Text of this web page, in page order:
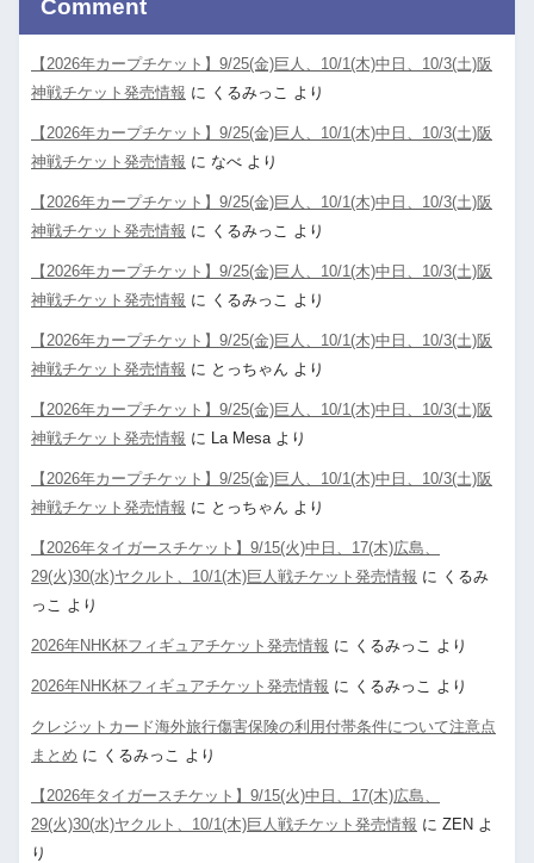
Comment
【2026年カープチケット】9/25(金)巨人、10/1(木)中日、10/3(土)阪
神戦チケット発売情報 に くるみっこ より
【2026年カープチケット】9/25(金)巨人、10/1(木)中日、10/3(土)阪
神戦チケット発売情報 に なべ より
【2026年カープチケット】9/25(金)巨人、10/1(木)中日、10/3(土)阪
神戦チケット発売情報 に くるみっこ より
【2026年カープチケット】9/25(金)巨人、10/1(木)中日、10/3(土)阪
神戦チケット発売情報 に くるみっこ より
【2026年カープチケット】9/25(金)巨人、10/1(木)中日、10/3(土)阪
神戦チケット発売情報 に とっちゃん より
【2026年カープチケット】9/25(金)巨人、10/1(木)中日、10/3(土)阪
神戦チケット発売情報 に La Mesa より
【2026年カープチケット】9/25(金)巨人、10/1(木)中日、10/3(土)阪
神戦チケット発売情報 に とっちゃん より
【2026年タイガースチケット】9/15(火)中日、17(木)広島、
29(火)30(水)ヤクルト、10/1(木)巨人戦チケット発売情報 に くるみ
っこ より
2026年NHK杯フィギュアチケット発売情報 に くるみっこ より
2026年NHK杯フィギュアチケット発売情報 に くるみっこ より
クレジットカード海外旅行傷害保険の利用付帯条件について注意点
まとめ に くるみっこ より
【2026年タイガースチケット】9/15(火)中日、17(木)広島、
29(火)30(水)ヤクルト、10/1(木)巨人戦チケット発売情報 に ZEN よ
り